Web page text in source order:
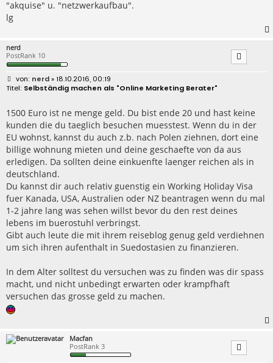
"akquise" u. "netzwerkaufbau".
lg
nerd
PostRank 10
B
e
r
a
g
nerd» 18.10.2016, 00:19
Selbständig machen als "Online Marketing Berater"
1500 Euro ist ne menge geld. Du bist ende 20 und hast keine
kunden die du taeglich besuchen muesstest. Wenn du in der
EU wohnst, kannst du auch z.b. nach Polen ziehnen, dort eine
billige wohnung mieten und deine geschaefte von da aus
erledigen. Da sollten deine einkuenfte laenger reichen als in
deutschland.
Du kannst dir auch relativ guenstig ein Working Holiday Visa
fuer Kanada, USA, Australien oder NZ beantragen wenn du mal
1-2 jahre lang was sehen willst bevor du den rest deines
lebens im buerostuhl verbringst.
Gibt auch leute die mit ihrem reiseblog genug geld verdiehnen
um sich ihren aufenthalt in Suedostasien zu finanzieren.
In dem Alter solltest du versuchen was zu finden was dir spass
macht, und nicht unbedingt erwarten oder krampfhaft
versuchen das grosse geld zu machen.
Macfan
PostRank 3